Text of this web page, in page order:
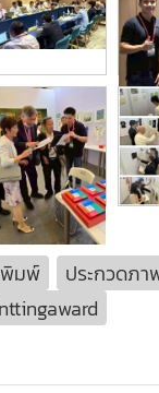
พิมพ์ ประกวดภ